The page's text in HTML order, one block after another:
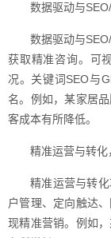
数据驱动与
数据驱动与
获取精准咨询。可
况。关键词SEO与
名。例如，某家居
客成本有所降低。
精准运营与转
精准运营与转
户管理、定向触达
现精准营销。例如